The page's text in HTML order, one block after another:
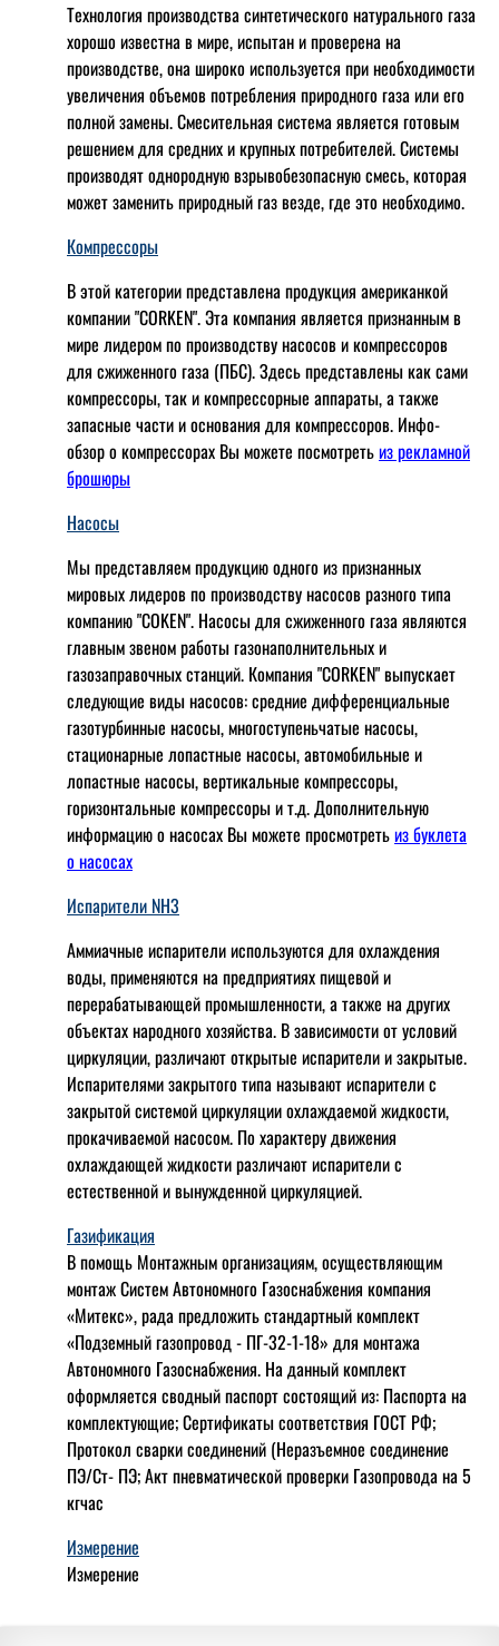
Технология производства синтетического натурального газа
хорошо известна в мире, испытан и проверена на
производстве, она широко используется при необходимости
увеличения объемов потребления природного газа или его
полной замены. Смесительная система является готовым
решением для средних и крупных потребителей. Системы
производят однородную взрывобезопасную смесь, которая
может заменить природный газ везде, где это необходимо.
Компрессоры
В этой категории представлена продукция американкой
компании "CORKEN". Эта компания является признанным в
мире лидером по производству насосов и компрессоров
для сжиженного газа (ПБС). Здесь представлены как сами
компрессоры, так и компрессорные аппараты, а также
запасные части и основания для компрессоров. Инфо-
обзор о компрессорах Вы можете посмотретьиз рекламной
брошюры
Насосы
Мы представляем продукцию одного из признанных
мировых лидеров по производству насосов разного типа
компанию "COKEN". Насосы для сжиженного газа являются
главным звеном работы газонаполнительных и
газозаправочных станций. Компания "CORKEN" выпускает
следующие виды насосов: cредние дифференциальные
газотурбинные насосы, многоступеньчатые насосы,
стационарные лопастные насосы, автомобильные и
лопaстные насосы, вертикальные компрессоры,
горизонтальные компрессоры и т.д. Дополнительную
информацию о насосах Вы можете просмотретьиз буклета
о насосах
Испарители NH3
Аммиачные испарители используются для охлаждения
воды, применяются на предприятиях пищевой и
перерабатывающей промышленности, а также на других
объектах народного хозяйства. В зависимости от условий
циркуляции, различают открытые испарители и закрытые.
Испарителями закрытого типа называют испарители с
закрытой системой циркуляции охлаждаемой жидкости,
прокачиваемой насосом. По характеру движения
охлаждающей жидкости различают испарители с
естественной и вынужденной циркуляцией.
Газификация
В помощь Монтажным организациям, осуществляющим
монтаж Систем Автономного Газоснабжения компания
«Митекс», рада предложить стандартный комплект
«Подземный газопровод - ПГ-32-1-18» для монтажа
Автономного Газоснабжения. На данный комплект
оформляется сводный паспорт состоящий из: Паспорта на
комплектующие;Сертификаты соответствия ГОСТ РФ;
Протокол сварки соединений (Неразъемное соединение
ПЭ/Ст- ПЭ;Акт пневматической проверки Газопровода на 5
кгчас
Измерение
Измерение